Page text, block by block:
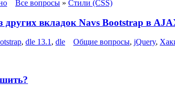
Все вопросы » Стили (CSS)
других вкладок Navs Bootstrap в
, dle 13.1 , dle Общие вопросы, jQuery,